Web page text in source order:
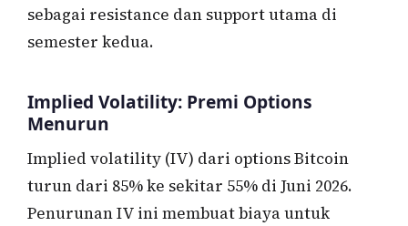
sebagai resistance dan support utama di
semester kedua.
Implied Volatility: Premi Options
Menurun
Implied volatility (IV) dari options Bitcoin
turun dari 85% ke sekitar 55% di Juni 2026.
Penurunan IV ini membuat biaya untuk